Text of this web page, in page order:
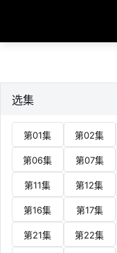
选集
第01集 第02集
第06集 第07集
第11集 第12集
第16集 第17集
第21集 第22集